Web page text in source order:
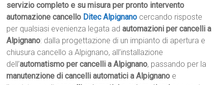
servizio completo e su misura per pronto intervento
automazione cancello Ditec Alpignano cercando risposte
per qualsiasi evenienza legata adautomazioni per cancelli a
Alpignano: dalla progettazione di un impianto di apertura e
chiusura cancello a Alpignano, all’installazione
dell’automatismo per cancelli a Alpignano, passando per la
manutenzione di cancelli automatici a Alpignano e